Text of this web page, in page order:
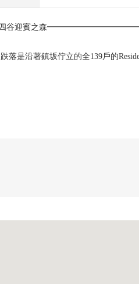
四谷迎賓之森
落是沿著鎮坂佇立的全139戶的
樣的開放感覺的露天庭院